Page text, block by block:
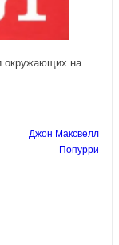
окружающих на
Джон Максвелл
Попурри